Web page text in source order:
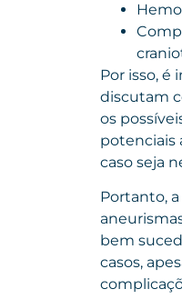
Por isso,
discutam
os
potenciais
caso seja
Portanto,
bem
casos,